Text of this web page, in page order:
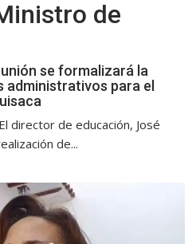
de
se formalizará la
administrativos para el
director de educación, José
de...